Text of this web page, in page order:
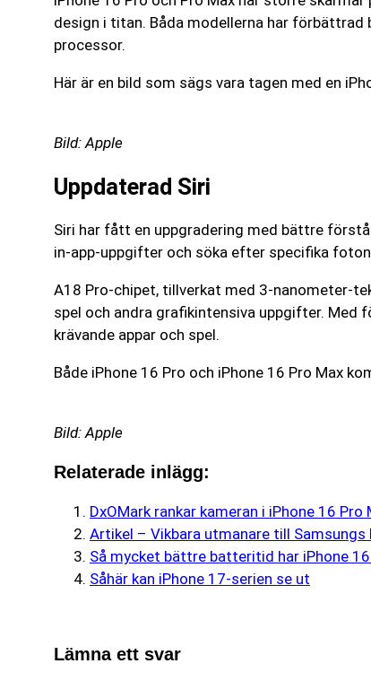
design i titan. Båda modellerna har
processor.
Här är en bild som sägs vara tagen med en
Bild: Apple
Uppdaterad Siri
Siri har fått en uppgradering med bättre
in-app-uppgifter och söka efter specifika
A18 Pro-chipet, tillverkat med 3-nanometer-
spel och andra grafikintensiva uppgifter.
krävande appar och spel.
Både iPhone 16 Pro och iPhone 16 Pro Max
Bild: Apple
Relaterade inlägg:
DxOMark rankar kameran i iPhone 16 Pro
Artikel – Vikbara utmanare till Samsungs
Så mycket bättre batteritid har iPhone
Såhär kan iPhone 17-serien se ut
Lämna ett svar